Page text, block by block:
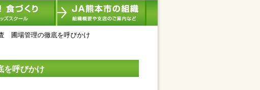
圃場管理の徹底を呼びかけ
を呼びかけ